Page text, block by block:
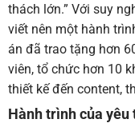
thách lớn.” Với suy
viết nên một hành
án đã trao tặng hơn
viên, tổ chức hơn 10
thiết kế đến content,
Hành trình của